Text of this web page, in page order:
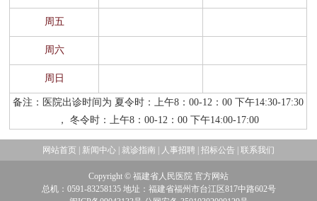
周五
周六
周日
备注：医院出诊时间为 夏令时：上午8：00-12：00 下午14:30-17:30
， 冬令时：上午8：00-12：00 下午14:00-17:00
网站首页 | 新闻中心 | 就诊指南 | 人事招聘 | 招标公告 | 联系我们
Copyright © 福建省人民医院 官方网站
总机：0591-83258135 地址：福建省福州市台江区817中路602号